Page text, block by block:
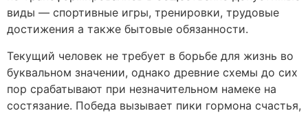
виды — спортивные игры, тренировки, трудовые
достижения а также бытовые обязанности.
Текущий человек не требует в борьбе для жизнь во
буквальном значении, однако древние схемы до сих
пор срабатывают при незначительном намеке на
состязание. Победа вызывает пики гормона счастья,